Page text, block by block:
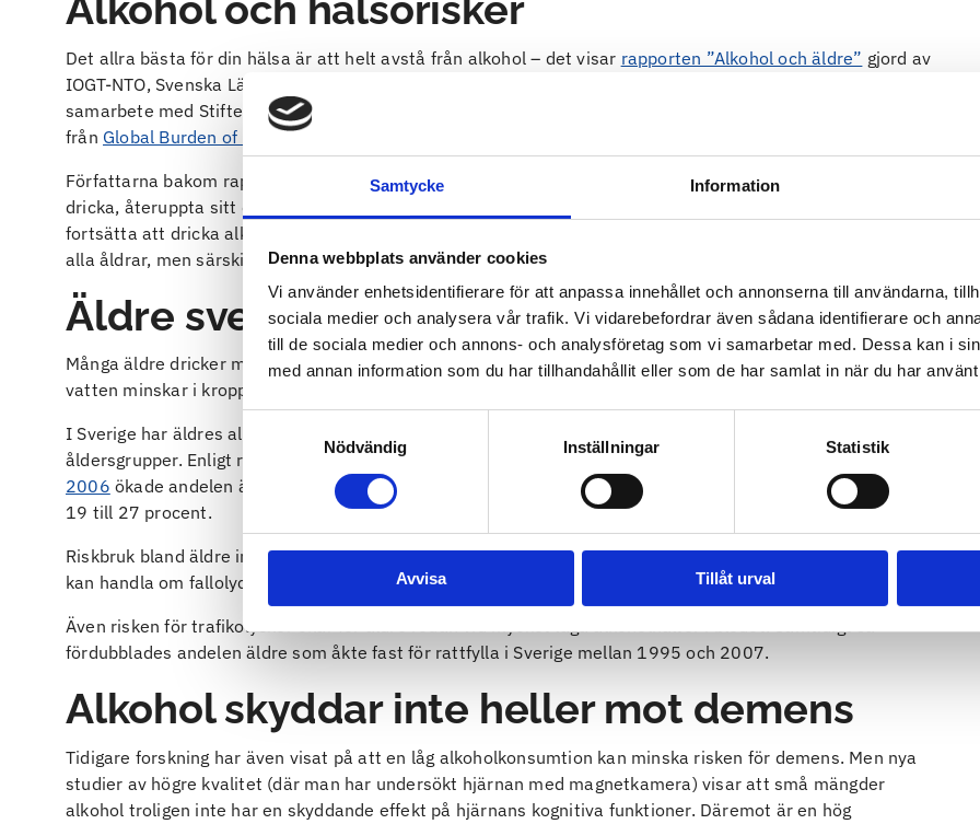
Samtycke Information
Denna webbplats använder cookies
Vi använder enhetsidentifierare för att anpassa innehållet och annonserna till användarna,
sociala medier och analysera vår trafik. Vi vidarebefordrar även sådana identifierare och
till de sociala medier och annons- och analysföretag som vi samarbetar med. Dessa kan i
med annan information som du har tillhandahållit eller som de har samlat in när du har
Nödvändig
Inställningar Statistik
Avvisa Tillåt urval
Det allra bästa för din hälsa är att helt avstå från alkohol – det visar rapporten ”Alkohol och äldre” gjord av
IOGT-NTO, Svenska Läkaresällskapet, Svensk Sjuksköterskeförening och CERA vid Göteborgsuniversitet i
samarbete med Stiftelsen Ansvar för Framtiden. En rapport som baseras på den senaste forskningen
från Global Burden of Disease Study
Författarna bakom rapporten menar därför att de som inte dricker (eller dricker sällan) inte bör börja
dricka, återuppta sitt drickande eller dricka oftare i syfte att förbättra sin hälsa. För de äldre som ändå vill
fortsätta att dricka alkohol ger 1-2 standardglas om dagen de lägsta riskerna. Det här gäller människor i
alla åldrar, men särskilt för äldre som är mer känsliga för alkoholens negativa effekter.
Äldre svenskar dricker allt mer
Många äldre dricker mer, eller lika mycket som när de var yngre. Men eftersom både muskelmassa och
vatten minskar i kroppen när du bli äldre så blir du mer påverkad av alkoholen och dess negativa effekter.
I Sverige har äldres alkoholkonsumtion ökat under de senaste åren, även i jämförelse med andra
åldersgrupper. Enligt rapporten finns det en påtaglig ökning avriskbrukbland 75-åringar. Mellan1977 och
2006 ökade andelen äldre kvinnor med ett riskbruk från 1 till 10 procent. För äldre män ökade siffran från
19 till 27 procent.
Riskbruk bland äldre innebär en större risk att råka ut för för allvarliga olyckor än för yngre personer. Det
kan handla om fallolyckor men även våldsbrott, drunkning eller brännskador.
Även risken för trafikolyckor ökar för äldre redan vid mycket låga alkoholhalter i blodet. Samtidigt så
fördubblades andelen äldre som åkte fast för rattfylla i Sverige mellan 1995 och 2007.
Alkohol skyddar inte heller mot demens
Tidigare forskning har även visat på att en låg alkoholkonsumtion kan minska risken för demens. Men nya
studier av högre kvalitet (där man har undersökt hjärnan med magnetkamera) visar att små mängder
alkohol troligen inte har en skyddande effekt på hjärnans kognitiva funktioner. Däremot är en hög